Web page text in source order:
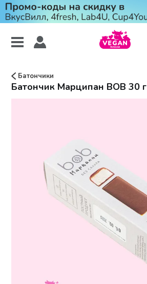
Батончики
Батончик Марципан BOB 30 г